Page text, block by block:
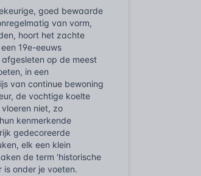
goed bewaarde
van vorm,
hoort het zachte
19e-eeuws
op de meest
in een
van continue bewoning
de vochtige koelte
niet, zo
kenmerkende
gedecoreerde
elk een klein
de term ‘historische
onder je voeten.